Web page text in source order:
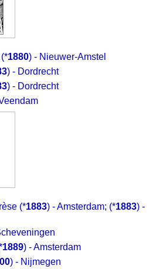
(*1880) - Nieuwer-Amstel
) - Dordrecht
) - Dordrecht
(*1883) - Amsterdam; (*1883) -
1889) - Amsterdam
) - Nijmegen